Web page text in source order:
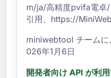
m/ja/高精度pvifa電卓
引用、https://
miniwebtool チームに
026年1月6日
開発者向け API が利